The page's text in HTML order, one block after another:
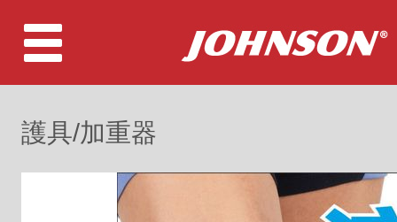
護具/加重器